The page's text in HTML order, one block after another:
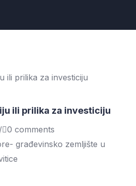
ili prilika za investiciju
/ 0 comments